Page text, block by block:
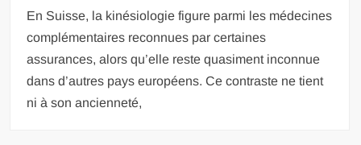
En Suisse, la kinésiologie figure parmi les médecines
complémentaires reconnues par certaines
assurances, alors qu’elle reste quasiment inconnue
dans d’autres pays européens. Ce contraste ne tient
ni à son ancienneté,